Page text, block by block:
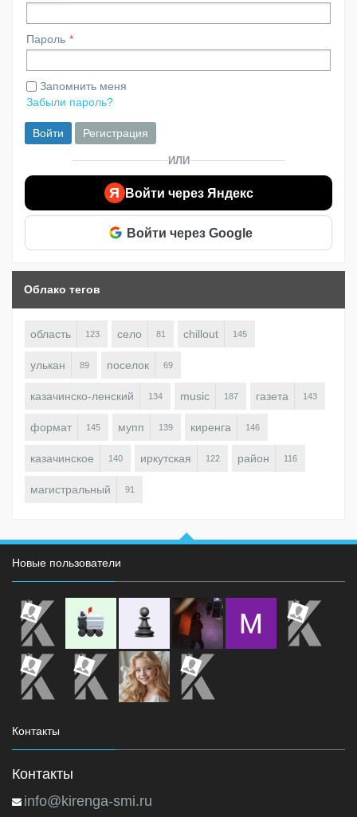
Пароль
Запомнить меня
Забыли пароль?
Войти Регистрация
ИЛИ
Я Войти через Яндекс
Войти через Google
Облако тегов
область 123 село 81 chillout 145
улькан 89 поселок 69
казачинско-ленский 134 music 187 газета 143
формат 145 мупп 139 киренга 146
казачинское 140 иркутская 122 район 116
магистральный 91
Новые пользователи
Контакты
Контакты
info@kirenga-smi.ru